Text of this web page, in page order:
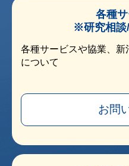
各種
※研究相談
各種サービスや協業、
について
お問